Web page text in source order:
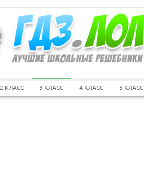
2 КЛАСС 3 КЛАСС 4 КЛАСС 5 КЛАСС